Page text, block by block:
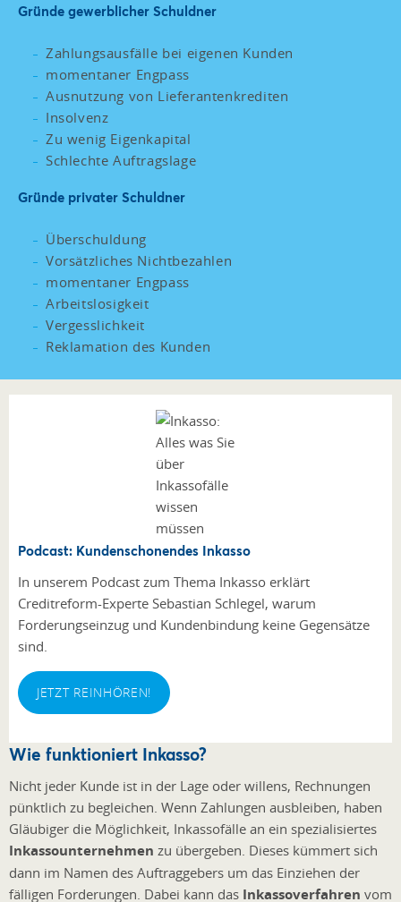
Gründe gewerblicher Schuldner
Zahlungsausfälle bei eigenen Kunden
momentaner Engpass
Ausnutzung von Lieferantenkrediten
Insolvenz
Zu wenig Eigenkapital
Schlechte Auftragslage
Gründe privater Schuldner
Überschuldung
Vorsätzliches Nichtbezahlen
momentaner Engpass
Arbeitslosigkeit
Vergesslichkeit
Reklamation des Kunden
Podcast: Kundenschonendes Inkasso
In unserem Podcast zum Thema Inkasso erklärt
Creditreform-Experte Sebastian Schlegel, warum
Forderungseinzug und Kundenbindung keine Gegensätze
sind.
JETZT REINHÖREN!
Wie funktioniert Inkasso?
Nicht jeder Kunde ist in der Lage oder willens, Rechnungen
pünktlich zu begleichen. Wenn Zahlungen ausbleiben, haben
Gläubiger die Möglichkeit, Inkassofälle an ein spezialisiertes
Inkassounternehmen zu übergeben. Dieses kümmert sich
dann im Namen des Auftraggebers um das Einziehen der
fälligen Forderungen. Dabei kann das Inkassoverfahren vom